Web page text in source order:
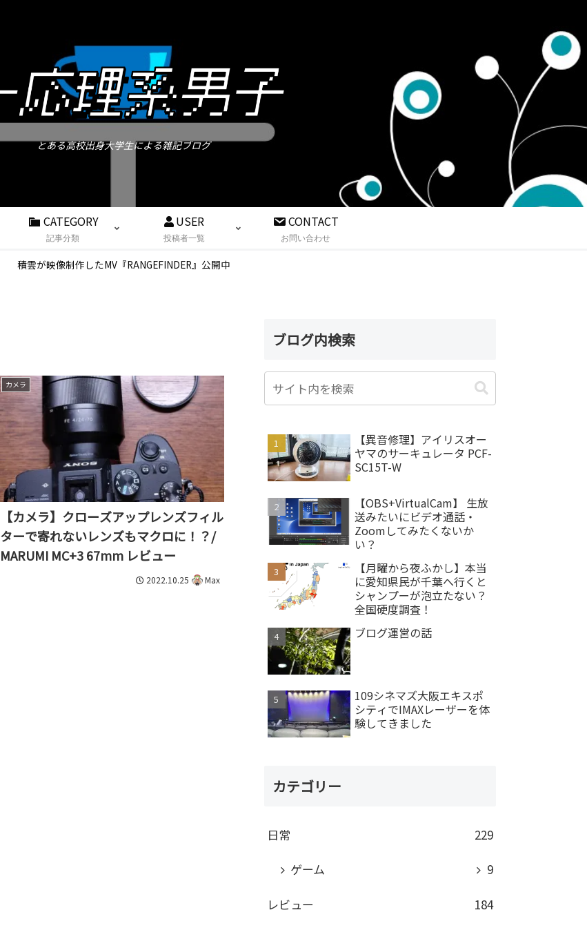
とある高校出身大学生による雑記ブログ
CATEGORY
記事分類
USER
投稿者一覧
CONTACT
お問い合わせ
積雲が映像制作したMV『RANGEFINDER』公開中
カメラ
【カメラ】クローズアップレンズフィル
ターで寄れないレンズもマクロに！？/
MARUMI MC+3 67mm レビュー
2022.10.25 Max
ブログ内検索
【異音修理】アイリスオー
ヤマのサーキュレータ PCF-
SC15T-W
【OBS+VirtualCam】 生放
送みたいにビデオ通話・
Zoomしてみたくないか
い？
【月曜から夜ふかし】本当
に愛知県民が千葉へ行くと
シャンプーが泡立たない？
全国硬度調査！
ブログ運営の話
109シネマズ大阪エキスポ
シティでIMAXレーザーを体
験してきました
カテゴリー
日常
229
ゲーム
9
レビュー 184